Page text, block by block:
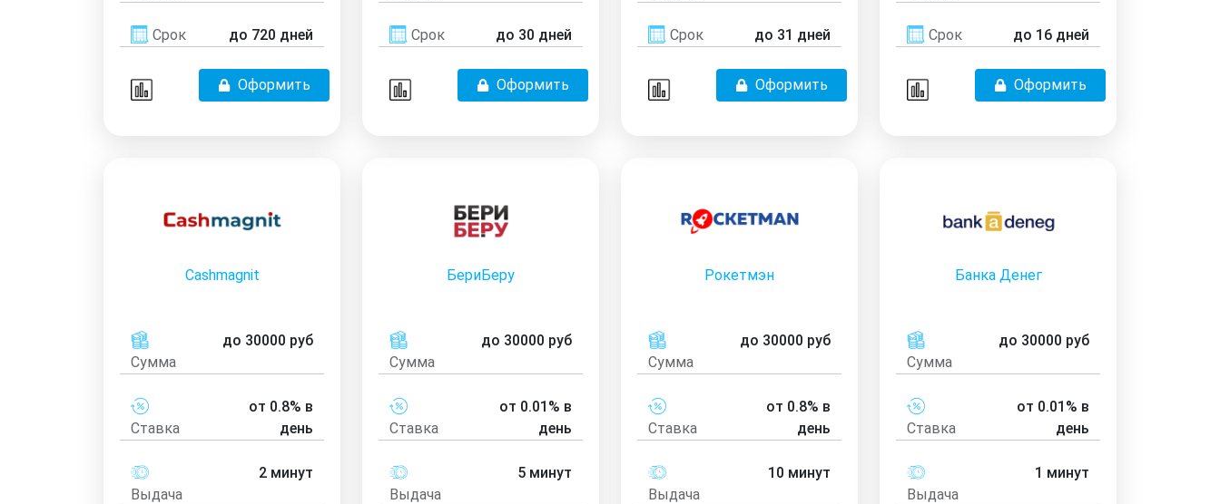
Срок до 720 дней
Оформить
Срок до 30 дней
Оформить
Срок до 31 дней
Оформить
Срок до 16 дней
Оформить
Сashmagnit
Сумма
до 30000 руб
Ставка
от 0.8% в
день
Выдача
2 минут
БериБеру
Сумма
до 30000 руб
Ставка
от 0.01% в
день
Выдача
5 минут
Рокетмэн
Сумма
до 30000 руб
Ставка
от 0.8% в
день
Выдача
10 минут
Банка Денег
Сумма
до 30000 руб
Ставка
от 0.01% в
день
Выдача
1 минут